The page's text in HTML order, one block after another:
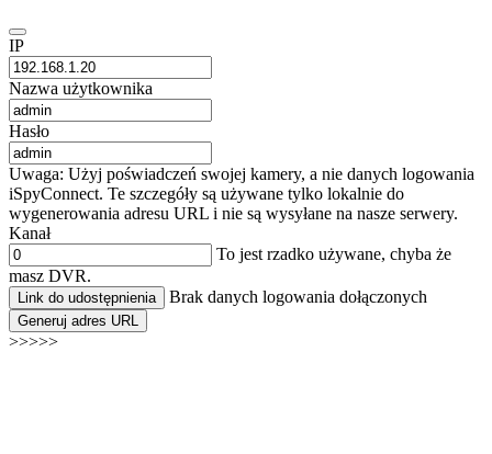
IP
Nazwa użytkownika
Hasło
Uwaga: Użyj poświadczeń swojej kamery, a nie danych logowania
iSpyConnect. Te szczegóły są używane tylko lokalnie do
wygenerowania adresu URL i nie są wysyłane na nasze serwery.
Kanał
To jest rzadko używane, chyba że
masz DVR.
Link do udostępnienia Brak danych logowania dołączonych
Generuj adres URL
>>>>>